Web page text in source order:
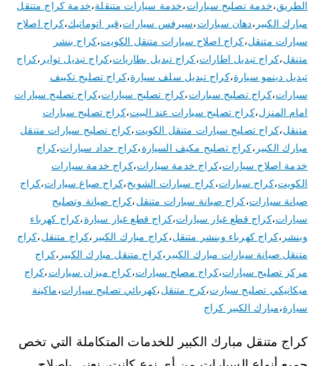
الطريق،خدمة تصليح سيارات،خدمة سيارات متنقلة،خدمة كراج متنقل
مبارك الكبير ،دهان سيارات،سيرفس سيارات،قير اتوماتيك،كراج اصلاح
سيارات متنقل،كراج اصلاح سيارات متنقل الكويت،كراج بنشر
متنقل،كراج تبديل اطارات،كراج تبديل بطاريات،كراج تبديل تواير ،كراج
تبديل دينمو سيارة،كراج تبديل سلف سيارة،كراج تصليح تكييف
سيارات،كراج تصليح سبارات،كراج تصليح سيارات،كراج تصليح سيارات
امام المنزل،كراج تصليح سيارات عند البيت،كراج تصليح سيارات
متنقل،كراج تصليح سيارات متنقل الكويت،كراج تصليح سيارات متنقل
مبارك الكبير ،كراج تصليح مكيف السيارة،كراج حداد سيارات،كراج
خدمة اصلاح سيارات،كراج خدمة سيارات،كراج خدمة سيارات
الكويت،كراج سيارات،كراج سيارات الشويخ،كراج صباغ سيارات،كراج
صيانة سيارات،كراج صيانة سيارات متنقل،كراج صيانة وتصليح
سيارات،كراج قطع غيار سيارات،كراج قطع غيار سيارة،كراج كهرباء
وبنشر ،كراج كهرباء وبنشر متنقل،كراج مبارك الكبير ،كراج متنقل،كراج
متنقل صيانة سيارات مبارك الكبير ،كراج متنقل مبارك الكبير ،كراج
مركز تصليح سيارات،كراج مصلح سيارات،كراج ميزان سيارات،كراج
ميكانيكي تصليح سيارت،كرج متنقل،كهربائي تصليح سيارات،ماكينة
سيارة،مبارك الكبير كراج
كراج متنقل مبارك الكبير للخدمات المتكاملة التي تخص